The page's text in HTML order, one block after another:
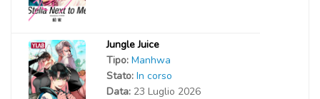
Jungle Juice
Tipo: Manhwa
Stato: In corso
Data: 23 Luglio 2026